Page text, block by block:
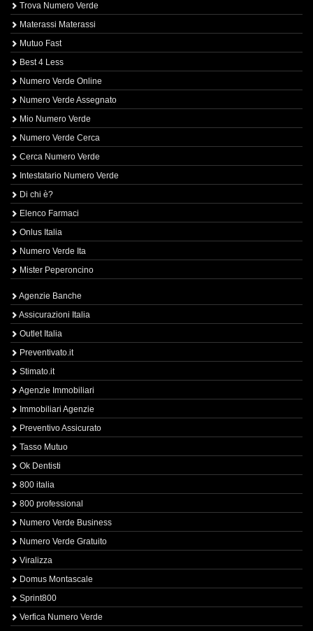
Trova Numero Verde
Materassi Materassi
Mutuo Fast
Best 4 Less
Numero Verde Online
Numero Verde Assegnato
Mio Numero Verde
Numero Verde Cerca
Cerca Numero Verde
Intestatario Numero Verde
Di chi è?
Elenco Farmaci
Onlus Italia
Numero Verde Ita
Mister Peperoncino
Agenzie Banche
Assicurazioni Italia
Outlet Italia
Preventivato.it
Stimato.it
Agenzie Immobiliari
Immobiliari Agenzie
Preventivo Assicurato
Tasso Mutuo
Ok Dentisti
800 italia
800 professional
Numero Verde Business
Numero Verde Gratuito
Viralizza
Domus Montascale
Sprint800
Verfica Numero Verde